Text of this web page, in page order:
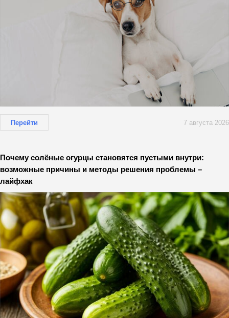
Перейти 7 августа 2026
Почему солёные огурцы становятся пустыми внутри:
возможные причины и методы решения проблемы –
лайфхак